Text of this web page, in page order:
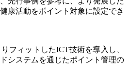
康活動をポイント対象に設定でき
フィットしたICT技術を導入し、
システムを通じたポイント管理の